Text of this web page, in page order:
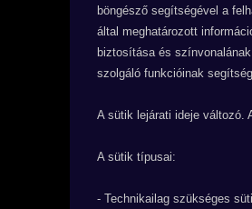
böngésző segítségével a
által meghatározott
biztosítása és
szolgáló funkcióinak
A sütik lejárati ideje változó.
A sütik típusai:
- Technikailag szükséges